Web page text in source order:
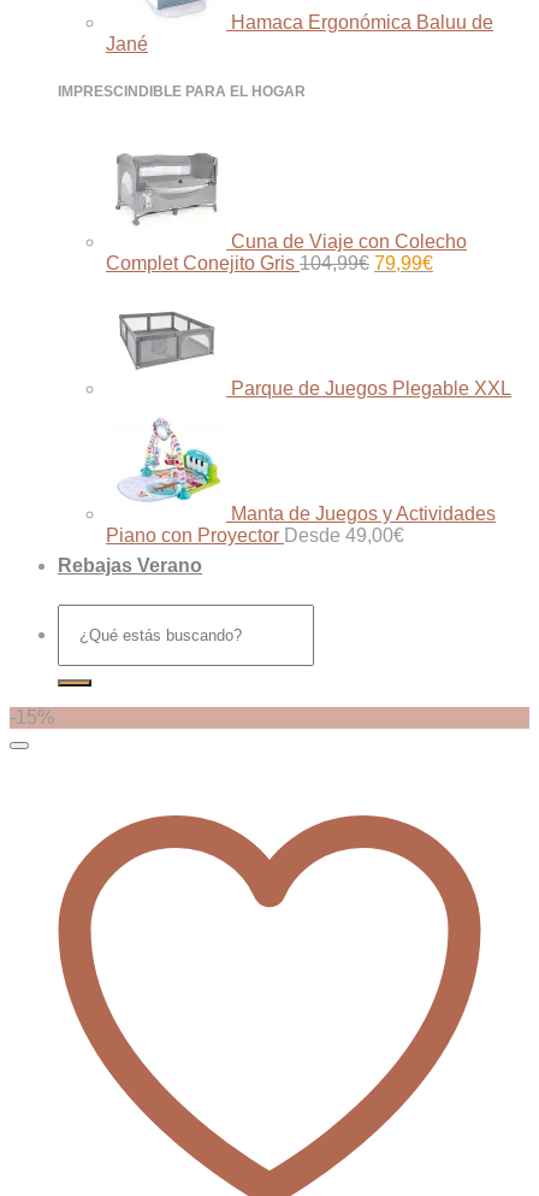
Hamaca Ergonómica Baluu de
Jané
IMPRESCINDIBLE PARA EL HOGAR
Cuna de Viaje con Colecho
Complet Conejito Gris 104,99€ El
79,99€El
Parque de Juegos Plegable XXL
Manta de Juegos y Actividades
Piano con Proyector Desde 49,00€
Rebajas Verano
por:
-15%